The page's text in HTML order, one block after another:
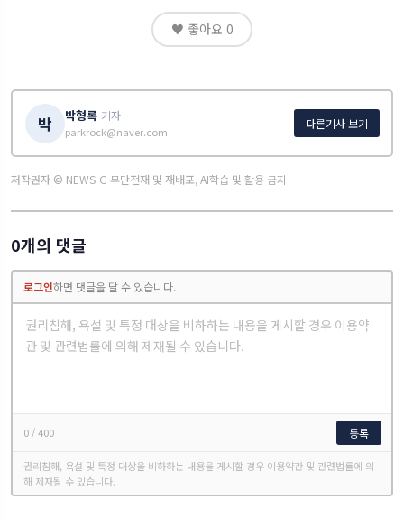
♥ 좋아요 0
박 박형록 기자
parkrock@naver.com
다른기사 보기
저작권자 © NEWS-G 무단전재 및 재배포, AI학습 및 활용 금지
0개의 댓글
로그인하면 댓글을 달 수 있습니다.
0/ 400 등록
권리침해, 욕설 및 특정 대상을 비하하는 내용을 게시할 경우 이용약관 및 관련법률에 의
해 제재될 수 있습니다.